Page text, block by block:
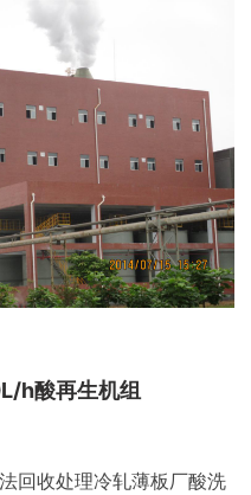
h酸再生机组
回收处理冷轧薄板厂酸洗